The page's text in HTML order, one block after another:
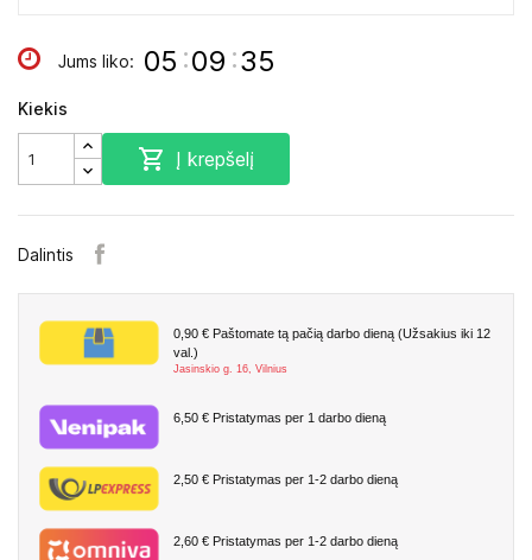
Jums liko: 05 :09 :34
Kiekis
 Į krepšelį
Dalintis
0,90 € Paštomate tą pačią darbo dieną (Užsakius iki 12
val.)
Jasinskio g. 16, Vilnius
6,50 € Pristatymas per 1 darbo dieną
2,50 € Pristatymas per 1-2 darbo dieną
2,60 € Pristatymas per 1-2 darbo dieną